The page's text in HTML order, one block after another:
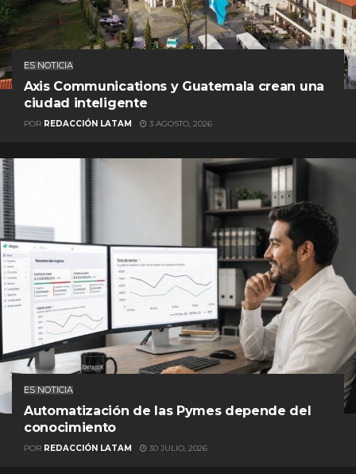
ES NOTICIA
Axis Communications y Guatemala crean una
ciudad inteligente
POR REDACCIÓN LATAM 3 AGOSTO, 2026
ES NOTICIA
Automatización de las Pymes depende del
conocimiento
POR REDACCIÓN LATAM 30 JULIO, 2026